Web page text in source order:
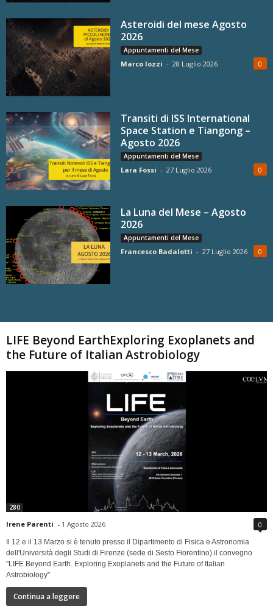
Asteroidi del mese Agosto
2026
Appuntamenti del Mese
Marco Iozzi - 28 Luglio 2026 0
Transiti di ISS International
Space Station e Tiangong –
Agosto 2026
Appuntamenti del Mese
Lara Fossi - 27 Luglio 2026 0
La Luna del Mese – Agosto
2026
Appuntamenti del Mese
Francesco Badalotti - 27 Luglio 2026 0
LIFE Beyond EarthExploring Exoplanets and
the Future of Italian Astrobiology
280
Irene Parenti - 1 Agosto 2026 0
Il 12 e il 13 Marzo si è tenuto presso il Dipartimento di Fisica e Astronomia
dell'Università degli Studi di Firenze (sede di Sesto Fiorentino) il convegno
"LIFE Beyond Earth. Exploring Exoplanets and the Future of Italian
Astrobiology"
Continua a leggere